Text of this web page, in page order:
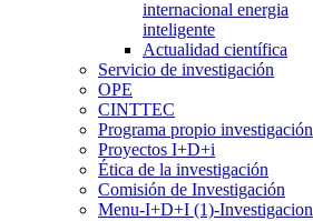
internacional energia
inteligente
Actualidad científica
Servicio de investigación
OPE
CINTTEC
Programa propio investigación
Proyectos I+D+i
Ética de la investigación
Comisión de Investigación
Menu-I+D+I (1)-Investigacion